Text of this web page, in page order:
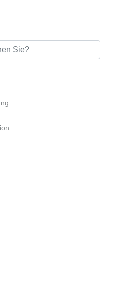
Menu
Newsletter